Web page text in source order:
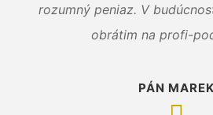
rozumný peniaz. V
obrátim na profi-
PÁN MAREK